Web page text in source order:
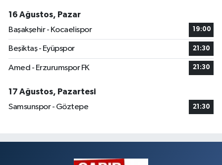
16 Ağustos, Pazar
Başakşehir - Kocaelispor
19:00
Beşiktaş - Eyüpspor 21:30
Amed - Erzurumspor FK 21:30
17 Ağustos, Pazartesi
Samsunspor - Göztepe
21:30